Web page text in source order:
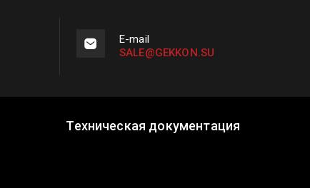
E-mail
SALE@GEKKON.SU
Техническая документация